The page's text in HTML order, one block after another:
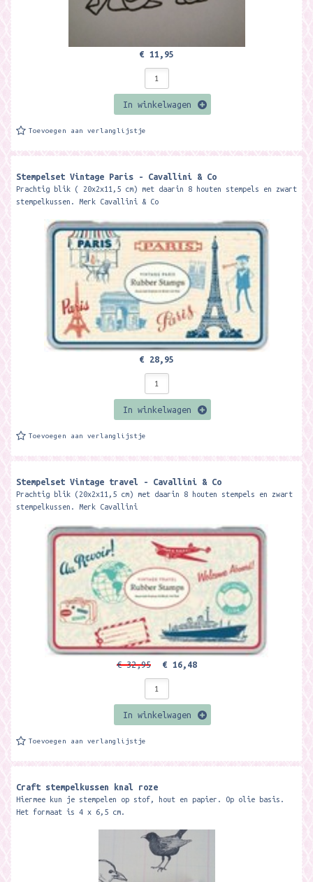
€ 11,95
In winkelwagen
Toevoegen aan verlanglijstje
Stempelset Vintage Paris - Cavallini & Co
Prachtig blik ( 20x2x11,5 cm) met daarin 8 houten stempels en zwart
stempelkussen. Merk Cavallini & Co
€ 28,95
In winkelwagen
Toevoegen aan verlanglijstje
Stempelset Vintage travel - Cavallini & Co
Prachtig blik (20x2x11,5 cm) met daarin 8 houten stempels en zwart
stempelkussen. Merk Cavallini
€ 32,95 € 16,48
In winkelwagen
Toevoegen aan verlanglijstje
Craft stempelkussen knal roze
Hiermee kun je stempelen op stof, hout en papier. Op olie basis.
Het formaat is 4 x 6,5 cm.